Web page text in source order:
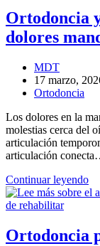
no
22
Ortodoncia
dolores
Autor
de
la
MDT
Entrada
publicada:
17 marzo,
Categoría
la
entrada:
Ortodoncia
Los dolores en la
molestias cerca del
articulación
articulación
Continuar leyendo
y
en
Ortodoncia